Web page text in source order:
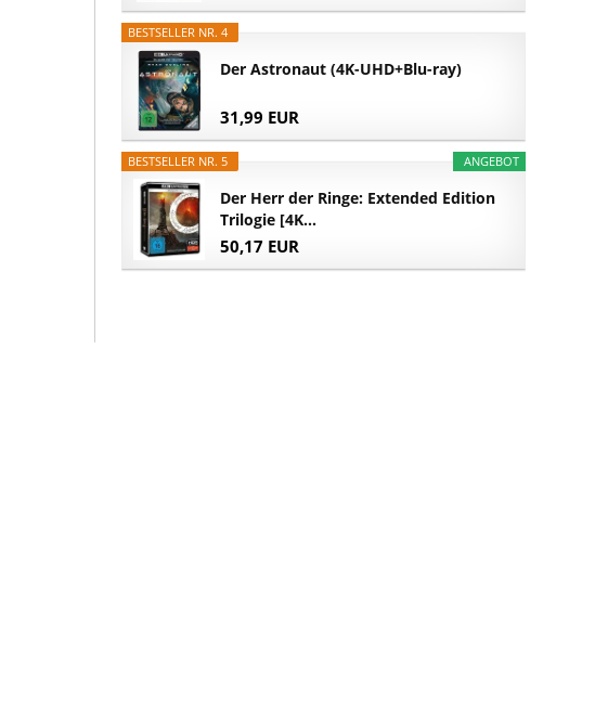
BESTSELLER NR. 4
Der Astronaut (4K-UHD+Blu-ray)
31,99 EUR
ANGEBOT
BESTSELLER NR. 5
Der Herr der Ringe: Extended Edition
Trilogie [4K...
50,17 EUR